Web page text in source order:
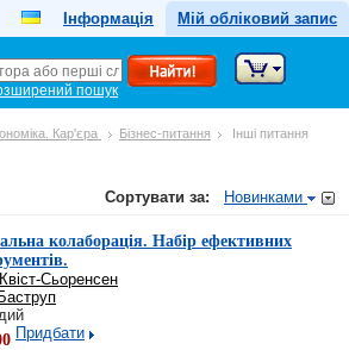
Інформація Мій обліковий запис
пошук
Кар'єра Бізнес-питання Інші питання
Сортувати за: Новинками
колаборація. Набір ефективних
Сьоренсен
Придбати